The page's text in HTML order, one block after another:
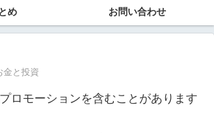
め お問い合わせ
金と投資
ロモーションを含むことがあります